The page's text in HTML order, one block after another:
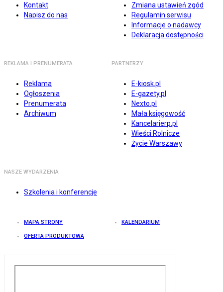
Kontakt
Napisz do nas
Zmiana ustawień zgód
Regulamin serwisu
Informacje o nadawcy
Deklaracja dostępności
REKLAMA I PRENUMERATA
Reklama
Ogłoszenia
Prenumerata
Archiwum
PARTNERZY
E-kiosk.pl
E-gazety.pl
Nexto.pl
Mała księgowość
Kancelarierp.pl
Wieści Rolnicze
Życie Warszawy
NASZE WYDARZENIA
Szkolenia i konferencje
MAPA STRONY KALENDARIUM
OFERTA PRODUKTOWA